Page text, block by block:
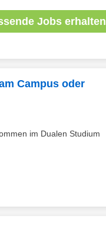
Jobs erhalten
Campus oder
im Dualen Studium